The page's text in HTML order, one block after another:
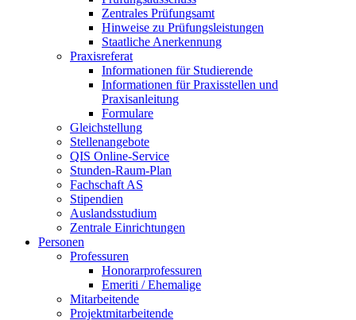
Zentrales Prüfungsamt
Hinweise zu Prüfungsleistungen
Staatliche Anerkennung
Praxisreferat
Informationen für Studierende
Informationen für Praxisstellen und
Praxisanleitung
Formulare
Gleichstellung
Stellenangebote
QIS Online-Service
Stunden-Raum-Plan
Fachschaft AS
Stipendien
Auslandsstudium
Zentrale Einrichtungen
Personen
Professuren
Honorarprofessuren
Emeriti / Ehemalige
Mitarbeitende
Projektmitarbeitende